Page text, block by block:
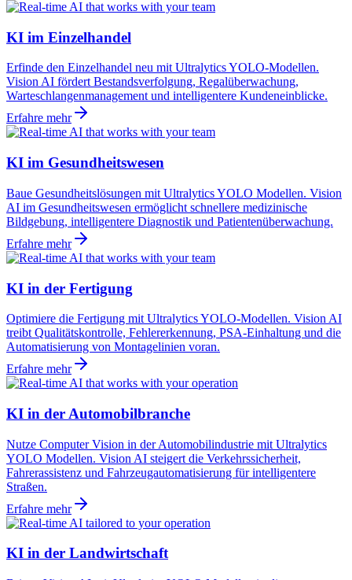
KI im Einzelhandel
Erfinde den Einzelhandel neu mit Ultralytics YOLO-Modellen.
Vision AI fördert Bestandsverfolgung, Regalüberwachung,
Warteschlangenmanagement und intelligentere Kundeneinblicke.
Erfahre mehr
KI im Gesundheitswesen
Baue Gesundheitslösungen mit Ultralytics YOLO Modellen. Vision
AI im Gesundheitswesen ermöglicht schnellere medizinische
Bildgebung, intelligentere Diagnostik und Patientenüberwachung.
Erfahre mehr
KI in der Fertigung
Optimiere die Fertigung mit Ultralytics YOLO-Modellen. Vision AI
treibt Qualitätskontrolle, Fehlererkennung, PSA-Einhaltung und die
Automatisierung von Montagelinien voran.
Erfahre mehr
KI in der Automobilbranche
Nutze Computer Vision in der Automobilindustrie mit Ultralytics
YOLO Modellen. Vision AI steigert die Verkehrssicherheit,
Fahrerassistenz und Fahrzeugautomatisierung für intelligentere
Straßen.
Erfahre mehr
KI in der Landwirtschaft